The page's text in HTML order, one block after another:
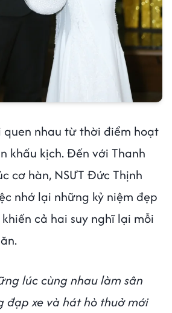
nhau từ thời điểm hoạt
khấu kịch. Đến với Thanh
cơ hàn, NSƯT Đức Thịnh
nhớ lại những kỷ niệm đẹp
cả hai suy nghĩ lại mỗi
lúc cùng nhau làm sân
đạp xe và hát hò thuở mới